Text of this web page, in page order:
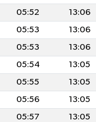
05:52 13:06
05:53 13:06
05:53 13:06
05:54 13:05
05:55 13:05
05:56 13:05
05:57 13:05